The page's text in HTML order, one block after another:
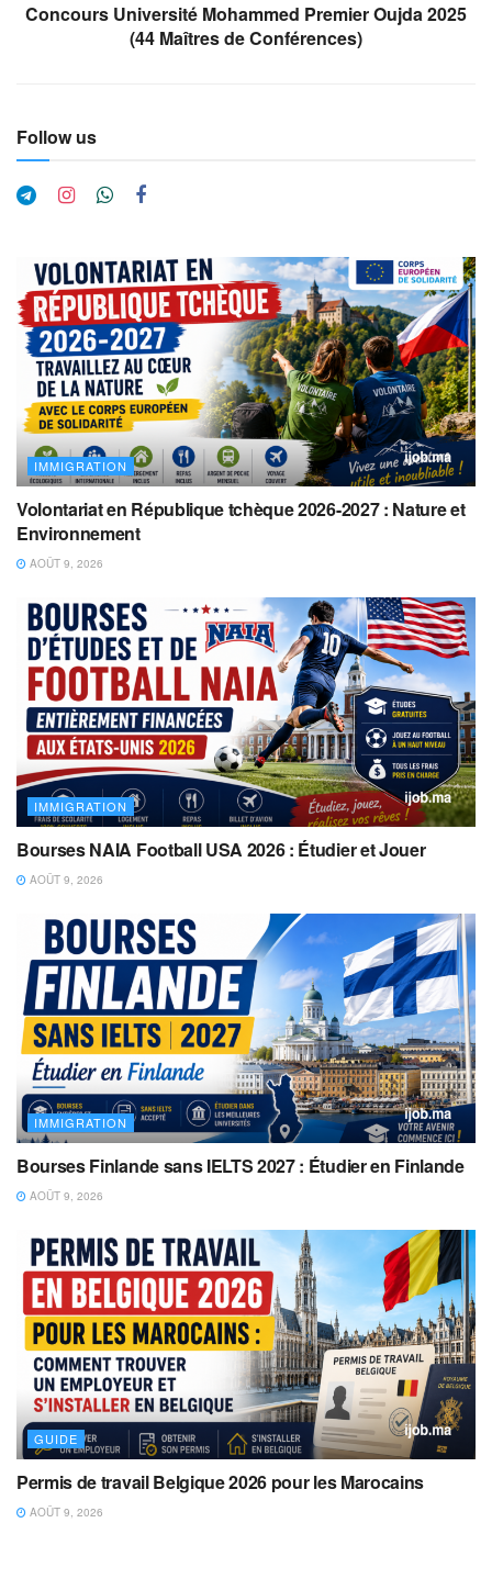
Concours Université Mohammed Premier Oujda 2025
(44 Maîtres de Conférences)
Follow us
IMMIGRATION
Volontariat en République tchèque 2026-2027 : Nature et
Environnement
AOÛT 9, 2026
IMMIGRATION
Bourses NAIA Football USA 2026 : Étudier et Jouer
AOÛT 9, 2026
IMMIGRATION
Bourses Finlande sans IELTS 2027 : Étudier en Finlande
AOÛT 9, 2026
GUIDE
Permis de travail Belgique 2026 pour les Marocains
AOÛT 9, 2026